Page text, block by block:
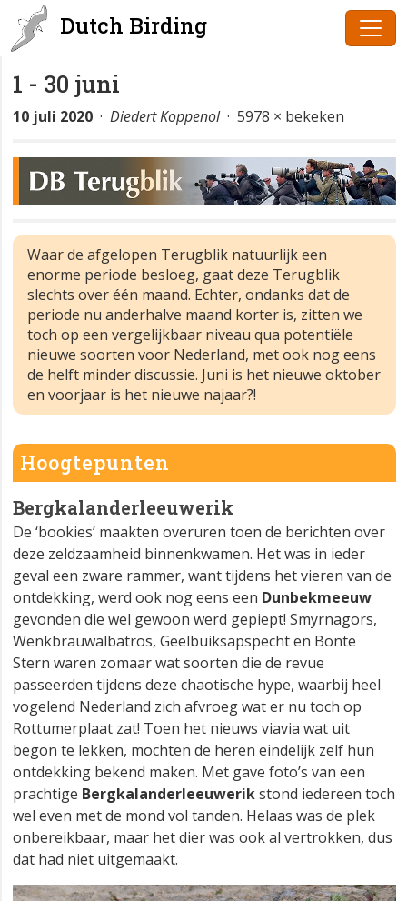
Dutch Birding
1 - 30 juni
10 juli 2020 · Diedert Koppenol· 5978 × bekeken
Waar de afgelopen Terugblik natuurlijk een
enorme periode besloeg, gaat deze Terugblik
slechts over één maand. Echter, ondanks dat de
periode nu anderhalve maand korter is, zitten we
toch op een vergelijkbaar niveau qua potentiële
nieuwe soorten voor Nederland, met ook nog eens
de helft minder discussie. Juni is het nieuwe oktober
en voorjaar is het nieuwe najaar?!
Hoogtepunten
Bergkalanderleeuwerik
De ‘bookies’ maakten overuren toen de berichten over
deze zeldzaamheid binnenkwamen. Het was in ieder
geval een zware rammer, want tijdens het vieren van de
ontdekking, werd ook nog eens een Dunbekmeeuw
gevonden die wel gewoon werd gepiept! Smyrnagors,
Wenkbrauwalbatros, Geelbuiksapspecht en Bonte
Stern waren zomaar wat soorten die de revue
passeerden tijdens deze chaotische hype, waarbij heel
vogelend Nederland zich afvroeg wat er nu toch op
Rottumerplaat zat! Toen het nieuws viavia wat uit
begon te lekken, mochten de heren eindelijk zelf hun
ontdekking bekend maken. Met gave foto’s van een
prachtige Bergkalanderleeuwerikstond iedereen toch
wel even met de mond vol tanden. Helaas was de plek
onbereikbaar, maar het dier was ook al vertrokken, dus
dat had niet uitgemaakt.